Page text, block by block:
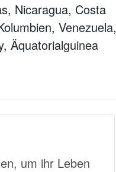
Nicaragua, Costa
Venezuela,
Äquatorialguinea
um ihr Leben